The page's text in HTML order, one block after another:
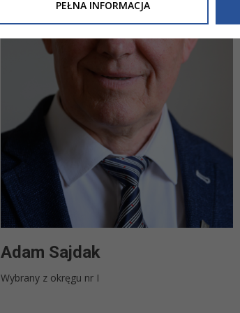
Adam Sajdak
Wybrany z okręgu nr I
Niniejsza informacja nie wymaga od Państwa
PEŁNA INFORMACJA